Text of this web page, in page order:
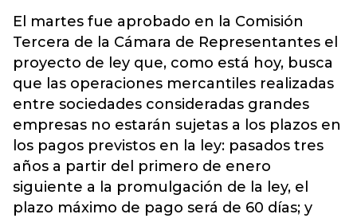
El martes fue aprobado en la Comisión
Tercera de la Cámara de Representantes el
proyecto de ley que, como está hoy, busca
que las operaciones mercantiles realizadas
entre sociedades consideradas grandes
empresas no estarán sujetas a los plazos en
los pagos previstos en la ley: pasados tres
años a partir del primero de enero
siguiente a la promulgación de la ley, el
plazo máximo de pago será de 60 días; y